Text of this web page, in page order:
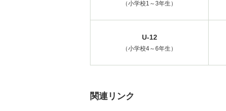
（小学校1～3年生）
U-12
（小学校4～6年生）
関連リンク